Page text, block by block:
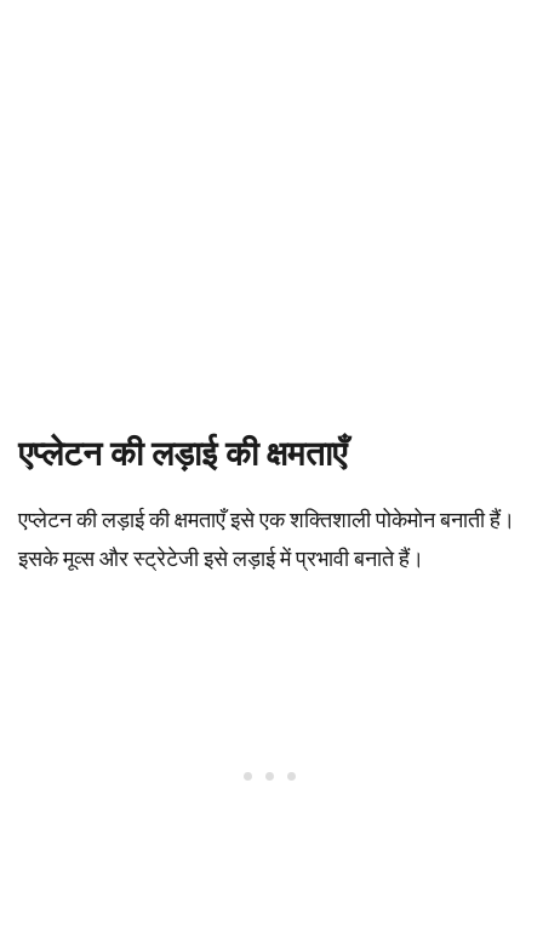
एप्लेटन की लड़ाई की क्षमताएँ
एप्लेटन की लड़ाई की क्षमताएँ इसे एक शक्तिशाली पोकेमोन बनाती हैं।
इसके मूव्स और स्ट्रेटेजी इसे लड़ाई में प्रभावी बनाते हैं।